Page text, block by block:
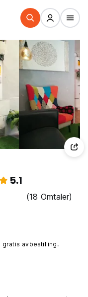
5.1
(18 Omtaler)
avbestilling.